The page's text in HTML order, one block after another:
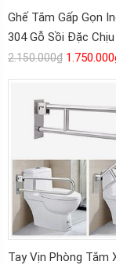
Ghế Tắm Gấp Gọn
304 Gỗ Sồi Đặc
180kg Chống Trượt
2.150.000₫ 1.750.000
Tay Vịn Phòng Tắm